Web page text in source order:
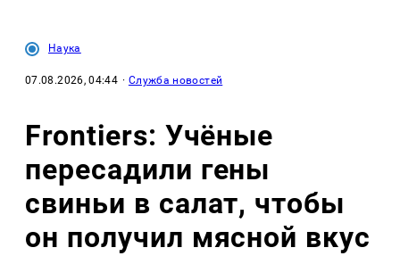
Наука
07.08.2026, 04:44 · Служба новостей
Frontiers: Учёные
пересадили гены
свиньи в салат, чтобы
он получил мясной вкус